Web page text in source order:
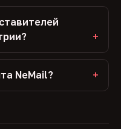
NeMail?